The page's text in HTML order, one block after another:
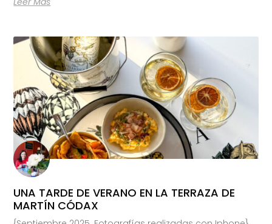
UNA TARDE DE VERANO EN LA TERRAZA DE
MARTÍN CÓDAX